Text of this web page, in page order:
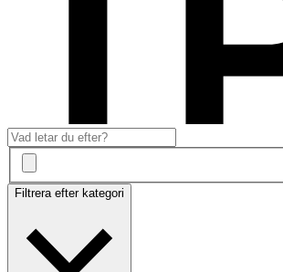
Filtrera efter kategori